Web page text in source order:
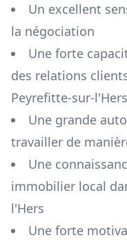
Un excellent
la négociation
Une forte
des relations
Peyrefitte-sur-l'Hers
Une grande
travailler de
Une
immobilier local
l'Hers
Une forte